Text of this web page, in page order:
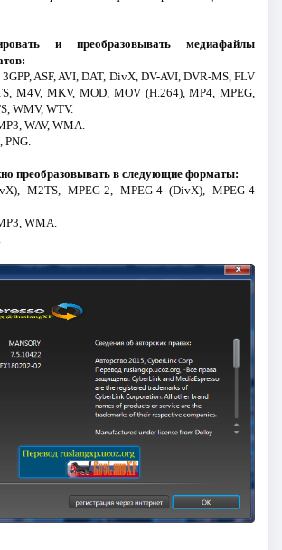
и преобразовывать медиафайлы
ASF, AVI, DAT, DivX, DV-AVI, DVR-MS, FLV
M4V, MKV, MOD, MOV (H.264), MP4, MPEG,
WMV, WTV.
WAV, WMA.
PNG.
преобразовывать в следующие форматы:
M2TS, MPEG-2, MPEG-4 (DivX), MPEG-4
WMA.